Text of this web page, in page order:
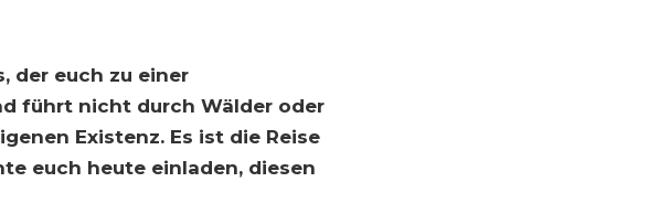
der euch zu einer
führt nicht durch Wälder oder
Existenz. Es ist die Reise
euch heute einladen, diesen